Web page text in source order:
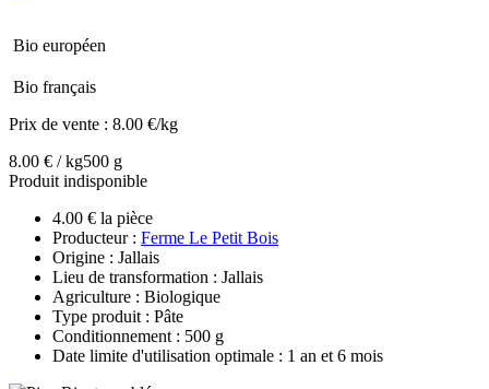
Bio européen
Bio français
Prix de vente : 8.00 €/kg
8.00 € / kg500 g
Produit indisponible
4.00 € la pièce
Producteur : Ferme Le Petit Bois
Origine : Jallais
Lieu de transformation : Jallais
Agriculture : Biologique
Type produit : Pâte
Conditionnement : 500 g
Date limite d'utilisation optimale : 1 an et 6 mois